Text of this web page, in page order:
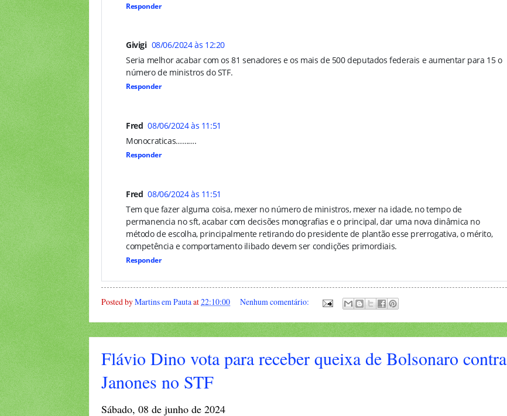
Responder
Givigi 08/06/2024 às 12:20
Seria melhor acabar com os 81 senadores e os mais de 500 deputados federais e aumentar para 15 o
número de ministros do STF.
Responder
Fred 08/06/2024 às 11:51
Monocraticas……….
Responder
Fred 08/06/2024 às 11:51
Tem que fazer alguma coisa, mexer no número de ministros, mexer na idade, no tempo de
permanencia no sft, acabar com decisões monografias e o principal, dar uma nova dinâmica no
método de escolha, principalmente retirando do presidente de plantão esse prerrogativa, o mérito,
competência e comportamento ilibado devem ser condições primordiais.
Responder
Posted byMartins em Pautaat22:10:00 Nenhum comentário:
Flávio Dino vota para receber queixa de Bolsonaro contra
Janones no STF
Sábado, 08 de junho de 2024